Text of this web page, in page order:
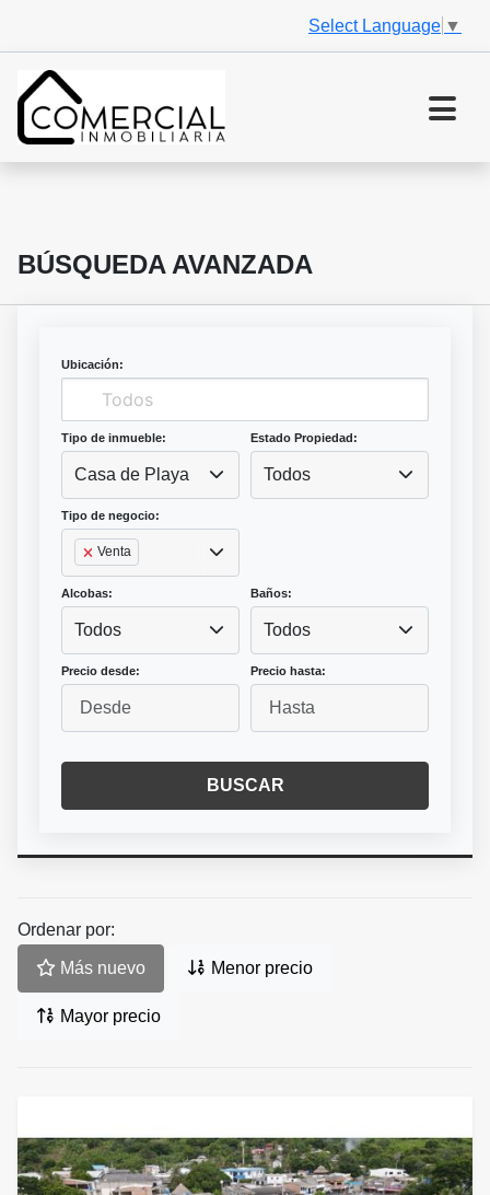
Select Language ▼
BÚSQUEDA AVANZADA
Ubicación:
Tipo de inmueble:
Casa de Playa
Estado Propiedad:
Todos
Tipo de negocio:
Venta
Alcobas:
Todos
Baños:
Todos
Precio desde: Precio hasta:
BUSCAR
Ordenar por:
Más nuevo Menor precio
Mayor precio